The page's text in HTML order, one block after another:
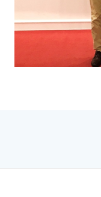
サイトの更新依頼